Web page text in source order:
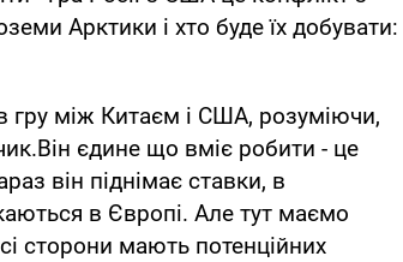
Арктики і хто буде їх добувати:
гру між Китаєм і США, розуміючи,
єдине що вміє робити - це
він піднімає ставки, в
в Європі. Але тут маємо
сторони мають потенційних